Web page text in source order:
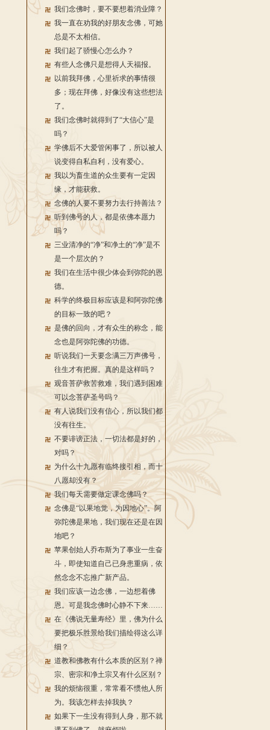
我们念佛时，要不要想着消业障？
我一直在劝我的好朋友念佛，可她
总是不太相信。
我们起了骄慢心怎么办？
有些人念佛只是想得人天福报。
以前我拜佛，心里祈求的事情很
多；现在拜佛，好像没有这些想法
了。
我们念佛时就得到了“大信心”是
吗？
学佛后不大爱管闲事了，所以被人
说变得自私自利，没有爱心。
我以为畜生道的众生要有一定因
缘，才能获救。
念佛的人要不要努力去行持善法？
听到佛号的人，都是依佛本愿力
吗？
三业清净的“净”和净土的“净”是不
是一个层次的？
我们在生活中很少体会到弥陀的恩
德。
科学的终极目标应该是和阿弥陀佛
的目标一致的吧？
是佛的回向，才有众生的称念，能
念也是阿弥陀佛的功德。
听说我们一天要念满三万声佛号，
往生才有把握。真的是这样吗？
观音菩萨救苦救难，我们遇到困难
可以念菩萨圣号吗？
有人说我们没有信心，所以我们都
没有往生。
不要诽谤正法，一切法都是好的，
对吗？
为什么十九愿有临终接引相，而十
八愿却没有？
我们每天需要做定课念佛吗？
念佛是“以果地觉，为因地心”。阿
弥陀佛是果地，我们现在还是在因
地吧？
苹果创始人乔布斯为了事业一生奋
斗，即使知道自己已身患重病，依
然念念不忘推广新产品。
我们应该一边念佛，一边想着佛
恩。可是我念佛时心静不下来……
在《佛说无量寿经》里，佛为什么
要把极乐胜景给我们描绘得这么详
细？
道教和佛教有什么本质的区别？禅
宗、密宗和净土宗又有什么区别？
我的烦恼很重，常常看不惯他人所
为。我该怎样去掉我执？
如果下一生没有得到人身，那不就